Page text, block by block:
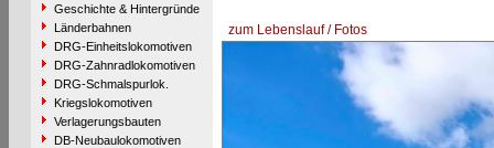
Geschichte & Hintergründe
Länderbahnen
DRG-Einheitslokomotiven
DRG-Zahnradlokomotiven
DRG-Schmalspurlok.
Kriegslokomotiven
Verlagerungsbauten
DB-Neubaulokomotiven
zum Lebenslauf / Fotos